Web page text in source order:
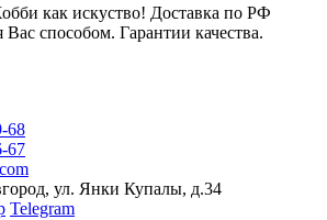
как искуство! Доставка по РФ
способом. Гарантии качества.
68
67
ул. Янки Купалы, д.34
Telegram